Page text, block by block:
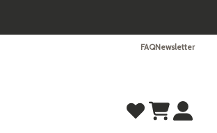
FAQNewsletter